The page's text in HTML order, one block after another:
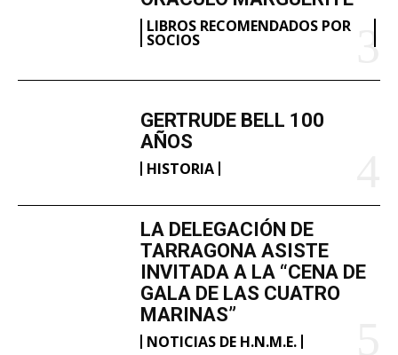
LIBROS RECOMENDADOS POR
SOCIOS
GERTRUDE BELL 100
AÑOS
HISTORIA
LA DELEGACIÓN DE
TARRAGONA ASISTE
INVITADA A LA “CENA DE
GALA DE LAS CUATRO
MARINAS”
NOTICIAS DE H.N.M.E.